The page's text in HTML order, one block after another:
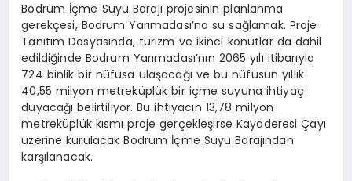
Bodrum İçme Suyu Barajı projesinin planlanma
gerekçesi, Bodrum Yarımadası’na su sağlamak. Proje
Tanıtım Dosyasında, turizm ve ikinci konutlar da dahil
edildiğinde Bodrum Yarımadası’nın 2065 yılı itibarıyla
724 binlik bir nüfusa ulaşacağı ve bu nüfusun yıllık
40,55 milyon metreküplük bir içme suyuna ihtiyaç
duyacağı belirtiliyor. Bu ihtiyacın 13,78 milyon
metreküplük kısmı proje gerçekleşirse Kayaderesi Çayı
üzerine kurulacak Bodrum İçme Suyu Barajından
karşılanacak.